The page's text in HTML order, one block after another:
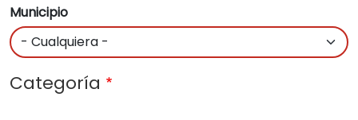
Municipio
Categoría